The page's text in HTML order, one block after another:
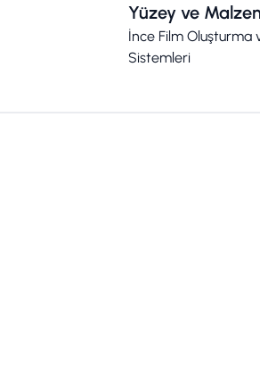
Yüzey ve
İnce Film Oluşturma
Sistemleri